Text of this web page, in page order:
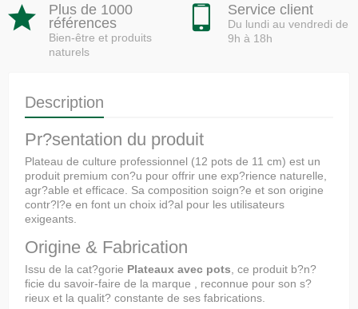
Plus de 1000
références
Bien-être et produits
naturels
Service client
Du lundi au vendredi de
9h à 18h
Description
Pr?sentation du produit
Plateau de culture professionnel (12 pots de 11 cm) est un
produit premium con?u pour offrir une exp?rience naturelle,
agr?able et efficace. Sa composition soign?e et son origine
contr?l?e en font un choix id?al pour les utilisateurs
exigeants.
Origine & Fabrication
Issu de la cat?gorie Plateaux avec pots , ce produit b?n?
ficie du savoir-faire de la marque
, reconnue pour son s?
rieux et la qualit? constante de ses fabrications.